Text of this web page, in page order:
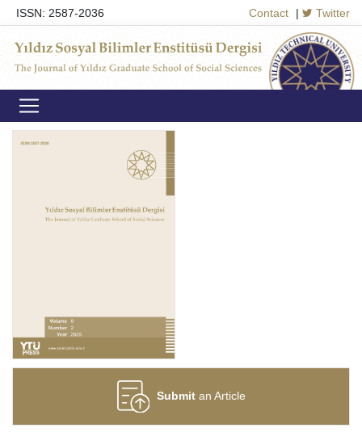
ISSN: 2587-2036 Contact | Twitter
Submitan Article